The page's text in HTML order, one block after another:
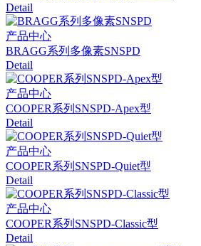
Detail
产品中心
BRAGG系列多像素SNSPD
Detail
产品中心
COOPER系列SNSPD-Apex型
Detail
产品中心
COOPER系列SNSPD-Quiet型
Detail
产品中心
COOPER系列SNSPD-Classic型
Detail